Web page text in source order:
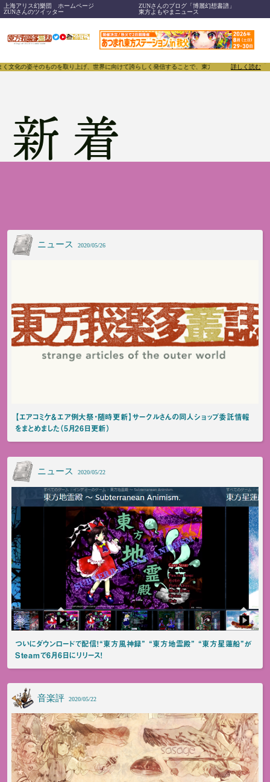
上海アリス幻樂団 ホームページ
ZUNさんのブログ「博麗幻想書譜」
ZUNさんのツイッター
東方よもやまニュース
世界に向けて誇らしく発信することで、東方Projectのみならず「同人文化」そのものをさらに
詳しく読む
新着
ニュース 2020/05/26
【エアコミケ＆エア例大祭・随時更新】サークルさんの同人ショップ委託情報
をまとめました（5月26日更新）
ニュース 2020/05/22
ついにダウンロードで配信！“東方風神録” “東方地霊殿” “東方星蓮船”が
Steamで6月6日にリリース！
音楽評 2020/05/22